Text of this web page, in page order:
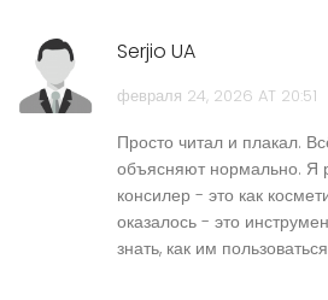
Serjio UA
февраля 24, 2026 AT 20:51
Просто читал и плакал.
объясняют нормально. Я
консилер - это как
оказалось - это
знать, как им